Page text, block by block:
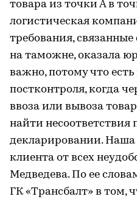
товара из точки А в
логистическая
требования,
на таможне, оказала
важно, потому что
постконтроля, когда
ввоза или вывоза
найти несоответствия
декларировании.
клиента от всех
Медведева. По ее
ГК «Трансбалт» в том,